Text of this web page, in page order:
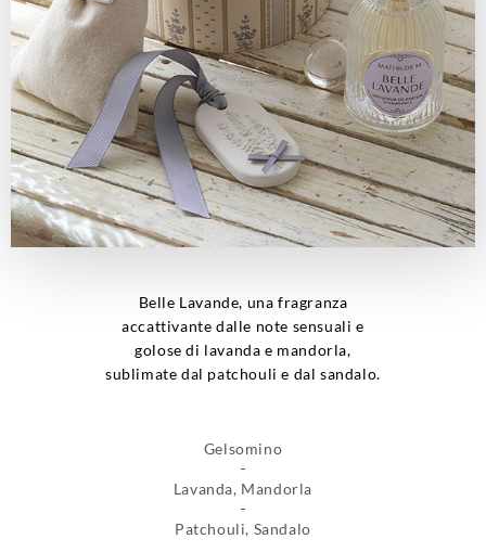
Belle Lavande, una fragranza
accattivante dalle note sensuali e
golose di lavanda e mandorla,
sublimate dal patchouli e dal sandalo.
Gelsomino
Lavanda, Mandorla
Patchouli, Sandalo